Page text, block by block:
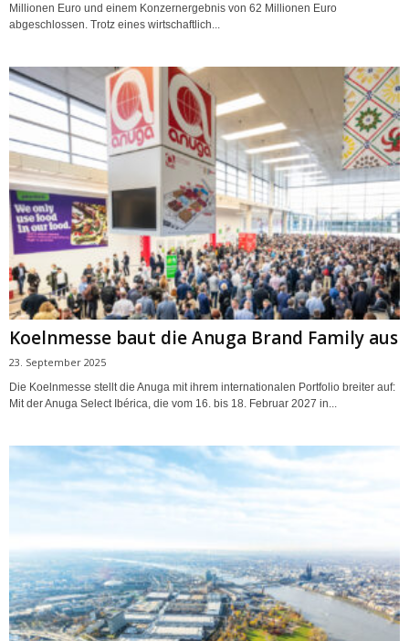
Millionen Euro und einem Konzernergebnis von 62 Millionen Euro
abgeschlossen. Trotz eines wirtschaftlich...
Koelnmesse baut die Anuga Brand Family aus
23. September 2025
Die Koelnmesse stellt die Anuga mit ihrem internationalen Portfolio breiter auf:
Mit der Anuga Select Ibérica, die vom 16. bis 18. Februar 2027 in...